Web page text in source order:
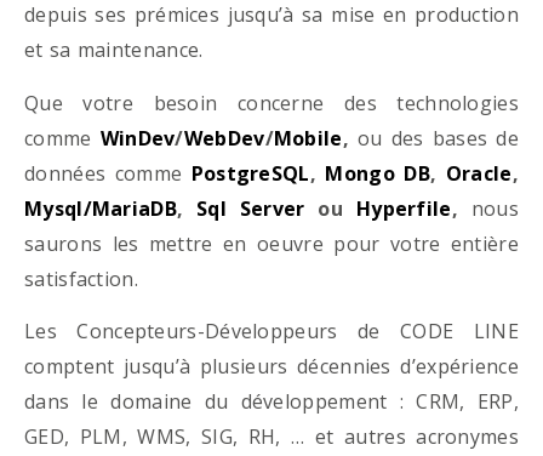
depuis ses prémices jusqu’à sa mise en production
et sa maintenance.
Que votre besoin concerne des technologies
comme WinDev/WebDev/Mobile, ou des bases de
données comme PostgreSQL, Mongo DB, Oracle,
Mysql/MariaDB, Sql Server ou Hyperfile, nous
saurons les mettre en oeuvre pour votre entière
satisfaction.
Les Concepteurs-Développeurs de CODE LINE
comptent jusqu’à plusieurs décennies d’expérience
dans le domaine du développement : CRM, ERP,
GED, PLM, WMS, SIG, RH, … et autres acronymes